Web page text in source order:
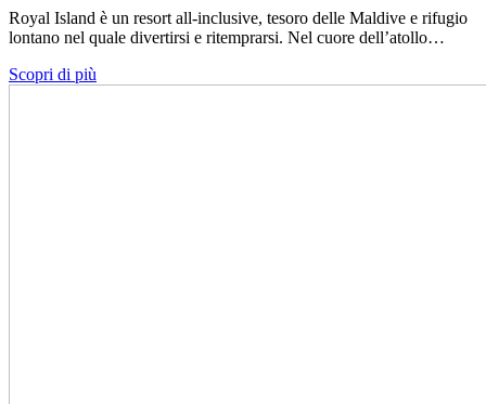
Royal Island è un resort all-inclusive, tesoro delle Maldive e rifugio
lontano nel quale divertirsi e ritemprarsi. Nel cuore dell’atollo…
Scopri di più